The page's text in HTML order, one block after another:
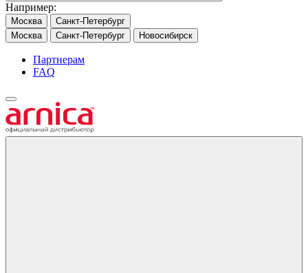
Например:
Москва
Санкт-Петербург
Москва
Санкт-Петербург Новосибирск
Партнерам
FAQ